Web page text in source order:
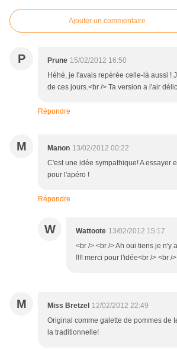
Ajouter un commentaire
P Prune 15/02/2012 16:50
Héhé, je l'avais repérée celle-là aussi !
de ces jours.<br /> Ta version a l'air
Répondre
M Manon 13/02/2012 00:22
C'est une idée sympathique! A essayer
pour l'apéro !
Répondre
W Wattoote 13/02/2012 15:17
<br /> <br /> Ah oui tiens je n'y
!!!! merci pour l'idée<br /> <br /
M Miss Bretzel 12/02/2012 22:49
Original comme galette de pommes de
la traditionnelle!